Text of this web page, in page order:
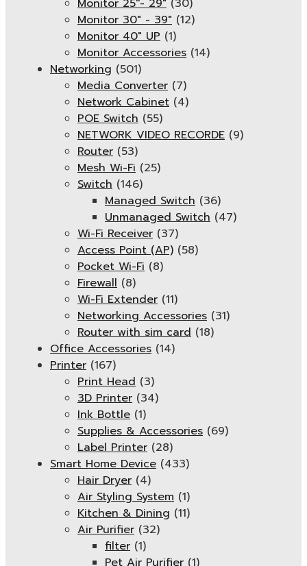
Monitor 25''- 29" (30)
Monitor 30" - 39" (12)
Monitor 40" UP (1)
Monitor Accessories (14)
Networking (501)
Media Converter (7)
Network Cabinet (4)
POE Switch (55)
NETWORK VIDEO RECORDE (9)
Router (53)
Mesh Wi-Fi (25)
Switch (146)
Managed Switch (36)
Unmanaged Switch (47)
Wi-Fi Receiver (37)
Access Point (AP) (58)
Pocket Wi-Fi (8)
Firewall (8)
Wi-Fi Extender (11)
Networking Accessories (31)
Router with sim card (18)
Office Accessories (14)
Printer (167)
Print Head (3)
3D Printer (34)
Ink Bottle (1)
Supplies & Accessories (69)
Label Printer (28)
Smart Home Device (433)
Hair Dryer (4)
Air Styling System (1)
Kitchen & Dining (11)
Air Purifier (32)
filter (1)
Pet Air Purifier (1)